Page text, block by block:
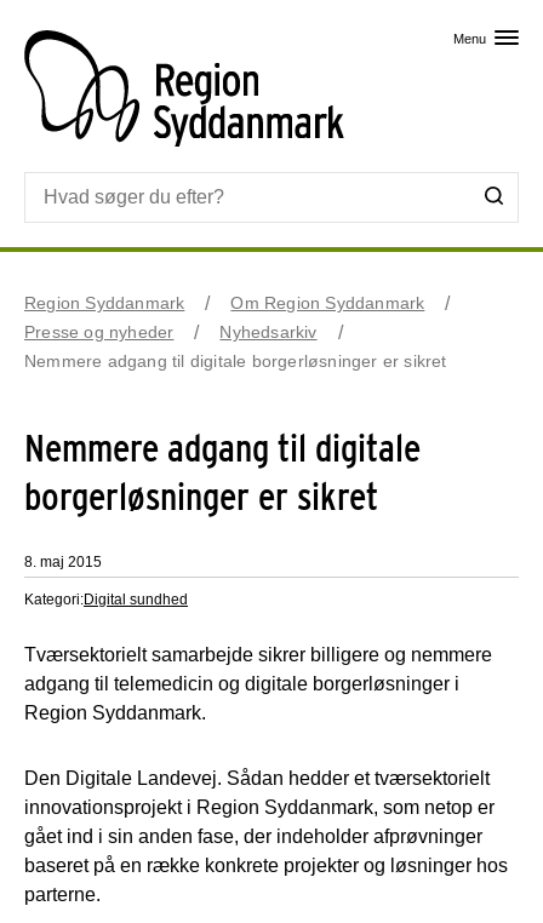
Menu
Region Syddanmark
Om Region Syddanmark
Presse og nyheder
Nyhedsarkiv
Nemmere adgang til digitale borgerløsninger er sikret
Nemmere adgang til digitale
borgerløsninger er sikret
8. maj 2015
Kategori:Digital sundhed
Tværsektorielt samarbejde sikrer billigere og nemmere
adgang til telemedicin og digitale borgerløsninger i
Region Syddanmark.
Den Digitale Landevej. Sådan hedder et tværsektorielt
innovationsprojekt i Region Syddanmark, som netop er
gået ind i sin anden fase, der indeholder afprøvninger
baseret på en række konkrete projekter og løsninger hos
parterne.